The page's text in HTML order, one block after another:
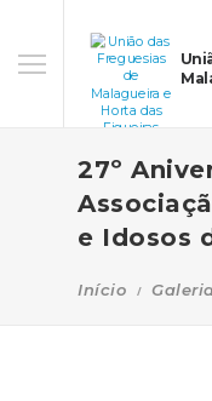
27º
e Idosos
Início